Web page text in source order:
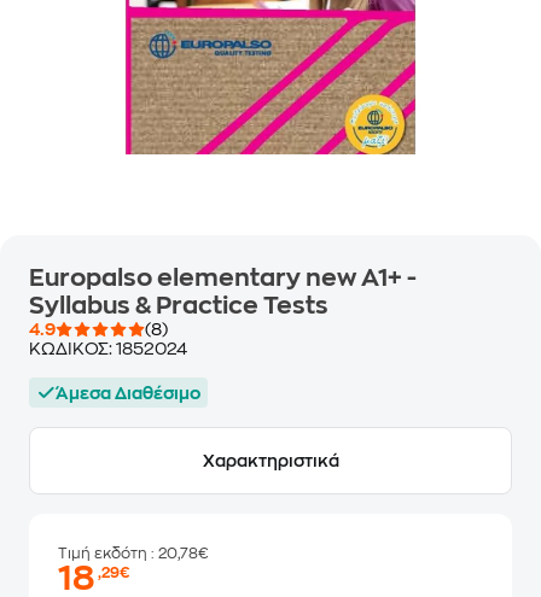
Europalso elementary new A1+ -
Syllabus & Practice Tests
4.9
(8)
ΚΩΔΙΚΟΣ: 1852024
Άμεσα Διαθέσιμο
Χαρακτηριστικά
Τιμή εκδότη : 20,78€
18,29€